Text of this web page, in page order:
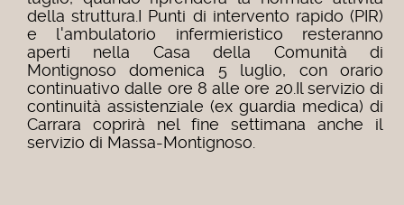
della struttura.I Punti di intervento rapido (PIR)
e l'ambulatorio infermieristico resteranno
aperti nella Casa della Comunità di
Montignosodomenica 5 luglio, con orario
continuativo dalle ore 8 alle ore 20.Il servizio di
continuità assistenziale (ex guardia medica) di
Carrara coprirà nel fine settimana anche il
servizio di Massa-Montignoso.